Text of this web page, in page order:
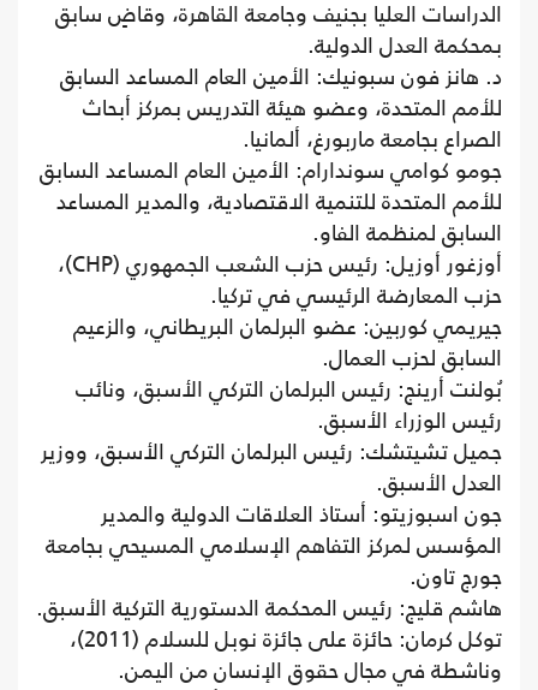
الدراسات العليا بجنيف وجامعة القاهرة، وقاضٍ سابق
بمحكمة العدل الدولية.
د. هانز فون سبونيك: الأمين العام المساعد السابق
للأمم المتحدة، وعضو هيئة التدريس بمركز أبحاث
الصراع بجامعة ماربورغ، ألمانيا.
جومو كوامي سوندارام: الأمين العام المساعد السابق
للأمم المتحدة للتنمية الاقتصادية، والمدير المساعد
السابق لمنظمة الفاو.
أوزغور أوزيل: رئيس حزب الشعب الجمهوري (CHP)،
حزب المعارضة الرئيسي في تركيا.
جيريمي كوربين: عضو البرلمان البريطاني، والزعيم
السابق لحزب العمال.
بُولنت أرينج: رئيس البرلمان التركي الأسبق، ونائب
رئيس الوزراء الأسبق.
جميل تشيتشك: رئيس البرلمان التركي الأسبق، ووزير
العدل الأسبق.
جون اسبوزيتو: أستاذ العلاقات الدولية والمدير
المؤسس لمركز التفاهم الإسلامي المسيحي بجامعة
جورج تاون.
هاشم قليج: رئيس المحكمة الدستورية التركية الأسبق.
توكل كرمان: حائزة على جائزة نوبل للسلام (2011)،
وناشطة في مجال حقوق الإنسان من اليمن.